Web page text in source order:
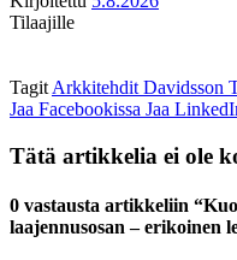
Tilaajille
Tagit Arkkitehdit Davidsson
Jaa Facebookissa Jaa
Tätä artikkelia ei ole
0 vastausta artikkeliin
laajennusosan – erikoinen